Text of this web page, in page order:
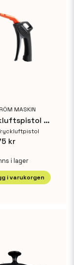
MASKIN
Tryckluftspistol med venturi munstycke
kr
i lager
i varukorgen